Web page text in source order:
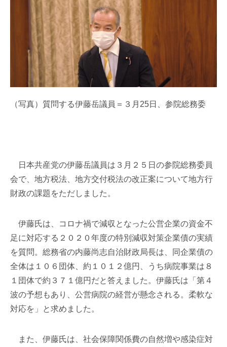
（写真）質問する伊藤岳議員＝３月25日、参院総務委
日本共産党の伊藤岳議員は３月２５日の参院総務委員
会で、地方税法、地方交付税法の改正案について地方行
財政の課題をただしました。
伊藤氏は、コロナ禍で減収となった公営企業の資金不
足に対応する２０２０年度の特別減収対策企業債の実績
を質問。総務省の内藤尚志自治財政局長は、同企業債の
全体は１０６団体、約１０１２億円、うち病院事業は８
１団体で約３７１億円だと答えました。伊藤氏は「第４
波の予想もあり、公営病院の経営が懸念される。柔軟な
対応を」と求めました。
また、伊藤氏は、社会保障関係費の自然増や感染症対